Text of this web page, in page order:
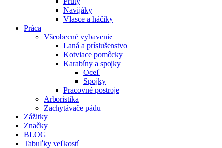
Navijáky
Vlasce a háčiky
Práca
Všeobecné vybavenie
Laná a príslušenstvo
Kotviace pomôcky
Karabíny a spojky
Oceľ
Spojky
Pracovné postroje
Arboristika
Zachytávače pádu
Zážitky
Značky
BLOG
Tabuľky veľkostí